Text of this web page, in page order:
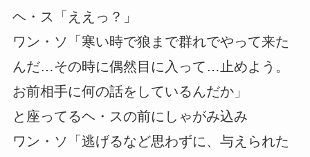
ヘ・ス「ええっ？」
ワン・ソ「寒い時で狼まで群れでやって来た
んだ…その時に偶然目に入って…止めよう。
お前相手に何の話をしているんだか」
と座ってるヘ・スの前にしゃがみ込み
ワン・ソ「逃げるなど思わずに、与えられた